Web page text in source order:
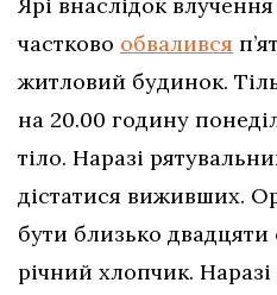
Ярі внаслідок
частково обвалився
житловий будинок.
на 20.00 годину
тіло. Наразі
дістатися виживших.
бути близько двадцяти
річний хлопчик. Наразі